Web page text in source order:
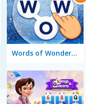
Words of Wonders - WOW